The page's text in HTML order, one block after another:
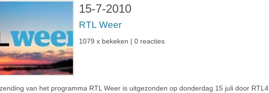
15-7-2010
RTL Weer
1079 x bekeken | 0 reacties
van het programma RTL Weer is uitgezonden op donderdag 15 juli door RTL4.